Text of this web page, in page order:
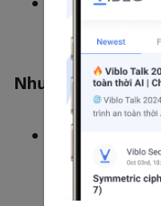
Nhược điểm:
Single
Khi chỉ có
gặp sự cố